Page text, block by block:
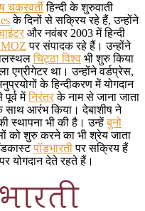
चक्रवर्तीहिन्दी के शुरुवाती
के दिनों से सक्रिय रहे हैं, उन्होंने
और नवंबर 2003 में हिन्दी
पर संपादक रहे हैं। उन्होंने
चिट्ठा विश्व भी शुरु किया
एग्रीगेटर था। उन्होंने वर्डप्रेस,
के हिन्दीकरण में योगदान
पूर्व मेंनिरंतरके नाम से जाना जाता
साथ आरंभ किया। देबाशीष ने
स्थापना भी की है। उन्हेंबुनो
को शुरु करने का भी श्रेय जाता
पॉडभारतीपर सक्रिय हैं
योगदान देते रहते हैं।